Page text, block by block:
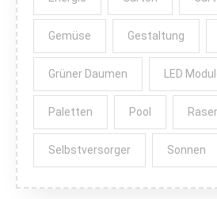
Gemüse Gestaltung
Grüner Daumen LED
Paletten Pool
Selbstversorger Sonnen